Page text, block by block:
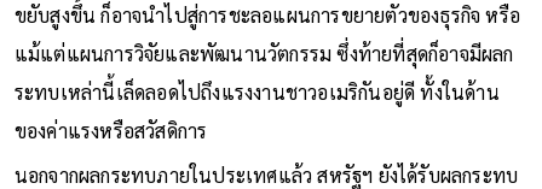
ขยับสูงขึ้น ก็อาจนำไปสู่การชะลอแผนการขยายตัวของธุรกิจ หรือ
แม้แต่แผนการวิจัยและพัฒนานวัตกรรม ซึ่งท้ายที่สุดก็อาจมีผลก
ระทบเหล่านี้เล็ดลอดไปถึงแรงงานชาวอเมริกันอยู่ดี ทั้งในด้าน
ของค่าแรงหรือสวัสดิการ
นอกจากผลกระทบภายในประเทศแล้ว สหรัฐฯ ยังได้รับผลกระทบ